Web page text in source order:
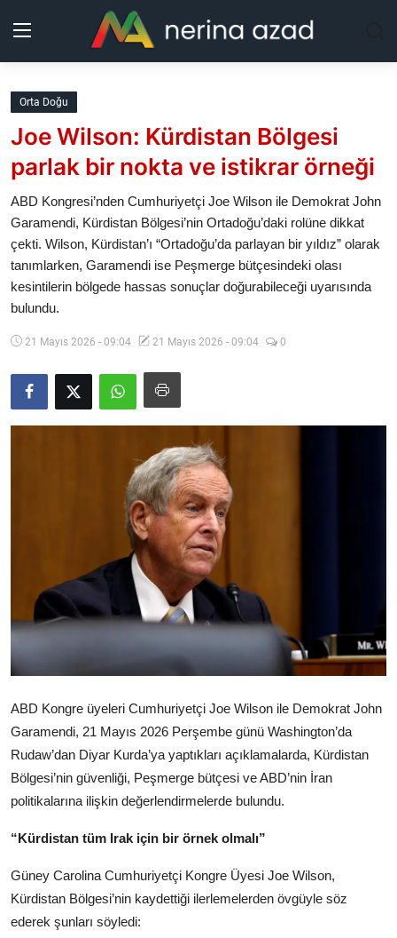
Kurdistan
Bölgeler
Güncel
Analiz
Video
Türkçe Kurdi
Orta Doğu
Joe Wilson: Kürdistan Bölgesi
parlak bir nokta ve istikrar örneği
ABD Kongresi’nden Cumhuriyetçi Joe Wilson ile Demokrat John
Garamendi, Kürdistan Bölgesi’nin Ortadoğu’daki rolüne dikkat
çekti. Wilson, Kürdistan’ı “Ortadoğu’da parlayan bir yıldız” olarak
tanımlarken, Garamendi ise Peşmerge bütçesindeki olası
kesintilerin bölgede hassas sonuçlar doğurabileceği uyarısında
bulundu.
21 Mayıs 2026 - 09:04 21 Mayıs 2026 - 09:04 0
ABD Kongre üyeleri Cumhuriyetçi Joe Wilson ile Demokrat John
Garamendi, 21 Mayıs 2026 Perşembe günü Washington’da
Rudaw’dan Diyar Kurda’ya yaptıkları açıklamalarda, Kürdistan
Bölgesi’nin güvenliği, Peşmerge bütçesi ve ABD’nin İran
politikalarına ilişkin değerlendirmelerde bulundu.
“Kürdistan tüm Irak için bir örnek olmalı”
Güney Carolina Cumhuriyetçi Kongre Üyesi Joe Wilson,
Kürdistan Bölgesi’nin kaydettiği ilerlemelerden övgüyle söz
ederek şunları söyledi: